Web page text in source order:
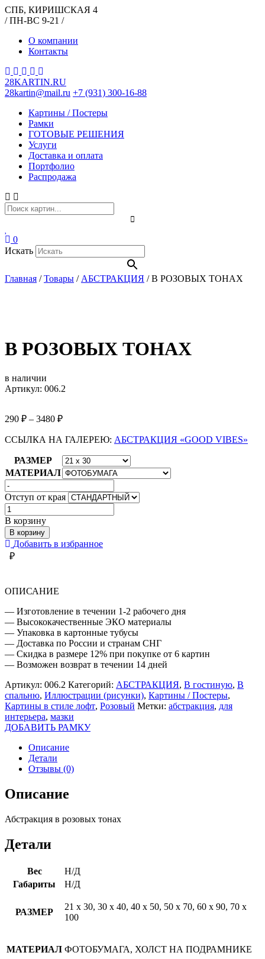
СПБ, КИРИШСКАЯ 4
/ ПН-ВС 9-21 /
О компании
Контакты
28KARTIN.RU
28kartin@mail.ru +7 (931) 300-16-88
Картины / Постеры
Рамки
ГОТОВЫЕ РЕШЕНИЯ
Услуги
Доставка и оплата
Портфолио
Распродажа
0
Искать
Главная /Товары / АБСТРАКЦИЯ /В РОЗОВЫХ ТОНАХ
В РОЗОВЫХ ТОНАХ
в наличии
Артикул: 006.2
290 ₽ – 3480 ₽
ССЫЛКА НА ГАЛЕРЕЮ: АБСТРАКЦИЯ «GOOD VIBES»
РАЗМЕР
МАТЕРИАЛ
Отступ от края
Количество
товара
В
РОЗОВЫХ
ТОНАХ
В корзину
В корзину
Добавить в избранное
₽
ОПИСАНИЕ
— Изготовление в течении 1-2 рабочего дня
— Высококачественные ЭКО материалы
— Упаковка в картонные тубусы
— Доставка по России и странам СНГ
— Скидка в размере 12% при покупке от 6 картин
— Возможен возврат в течении 14 дней
Артикул: 006.2 Категорий: АБСТРАКЦИЯ, В гостиную, В
спальню, Иллюстрации (рисунки), Картины / Постеры,
Картины в стиле лофт, Розовый Метки: абстракция, для
интерьера, мазки
ДОБАВИТЬ РАМКУ
Описание
Детали
Отзывы (0)
Описание
Абстракция в розовых тонах
Детали
Вес
Н/Д
Габариты
Н/Д
РАЗМЕР
21 х 30, 30 х 40, 40 х 50, 50 х 70, 60 х 90, 70 х
100
МАТЕРИАЛ ФОТОБУМАГА, ХОЛСТ НА ПОДРАМНИКЕ